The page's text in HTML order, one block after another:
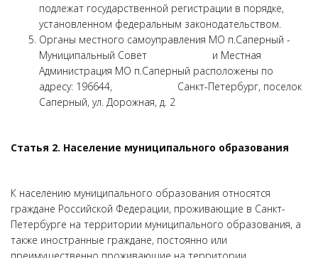
подлежат государственной регистрации в порядке,
установленном федеральным законодательством.
Органы местного самоуправления МО п.Саперный -
Муниципальный Совет и Местная
Администрация МО п.Саперный расположены по
адресу: 196644, Санкт-Петербург, поселок
Саперный, ул. Дорожная, д. 2
Статья 2. Население муниципального образования
К населению муниципального образования относятся
граждане Российской Федерации, проживающие в Санкт-
Петербурге на территории муниципального образования, а
также иностранные граждане, постоянно или